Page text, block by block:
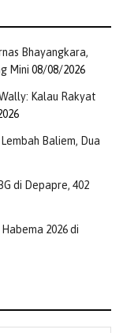
Bhayangkara,
Mini 08/08/2026
Kalau Rakyat
Baliem, Dua
di Depapre, 402
2026 di